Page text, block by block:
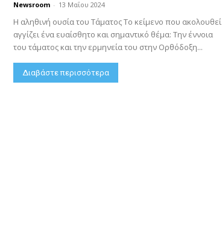
Newsroom - 13 Μαΐου 2024
Η αληθινή ουσία του Τάματος Το κείμενο που ακολουθεί
αγγίζει ένα ευαίσθητο και σημαντικό θέμα: Την έννοια
του τάματος και την ερμηνεία του στην Ορθόδοξη...
Διαβάστε περισσότερα